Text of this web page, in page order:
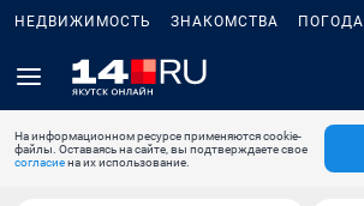
НЕДВИЖИМОСТЬ ЗНАКОМСТВА ПОГОДА
На информационном ресурсе применяются cookie-
файлы. Оставаясь на сайте, вы подтверждаете свое
согласиена их использование.